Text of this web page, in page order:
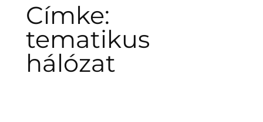
Címke:
tematikus
hálózat